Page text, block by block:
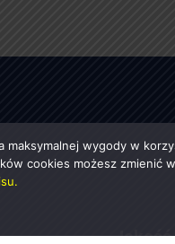
wygody w
cookies możesz zmienić